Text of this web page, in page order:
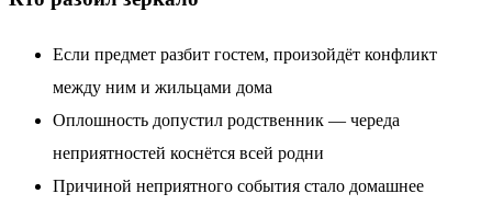
Если предмет разбит гостем, произойдёт конфликт
между ним и жильцами дома
Оплошность допустил родственник — череда
неприятностей коснётся всей родни
Причиной неприятного события стало домашнее